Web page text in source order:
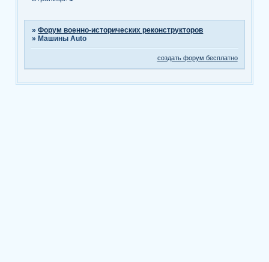
»Форум военно-исторических реконструкторов
» Машины Auto
создать форум бесплатно